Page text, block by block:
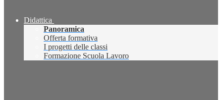
Didattica
Panoramica
Offerta formativa
I progetti delle classi
Formazione Scuola Lavoro